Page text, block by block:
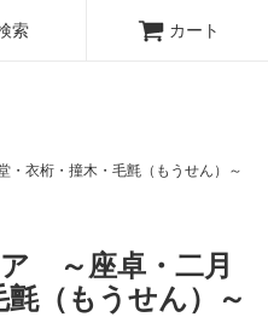
索 カート
衣桁・撞木・毛氈（もうせん）～
～座卓・二月
（もうせん）～